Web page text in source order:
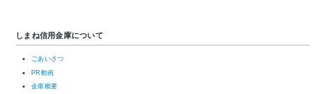
しまね信用金庫について
ごあいさつ
PR動画
金庫概要